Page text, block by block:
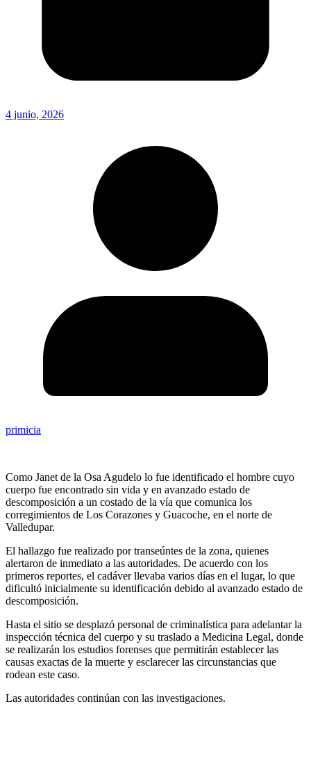
4 junio, 2026
primicia
Como Janet de la Osa Agudelo lo fue identificado el hombre cuyo
cuerpo fue encontrado sin vida y en avanzado estado de
descomposición a un costado de la vía que comunica los
corregimientos de Los Corazones y Guacoche, en el norte de
Valledupar.
El hallazgo fue realizado por transeúntes de la zona, quienes
alertaron de inmediato a las autoridades. De acuerdo con los
primeros reportes, el cadáver llevaba varios días en el lugar, lo que
dificultó inicialmente su identificación debido al avanzado estado de
descomposición.
Hasta el sitio se desplazó personal de criminalística para adelantar la
inspección técnica del cuerpo y su traslado a Medicina Legal, donde
se realizarán los estudios forenses que permitirán establecer las
causas exactas de la muerte y esclarecer las circunstancias que
rodean este caso.
Las autoridades continúan con las investigaciones.